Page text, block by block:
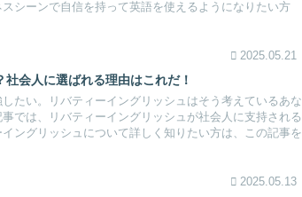
シーンで自信を持って英語を使えるようになりたい方
2025.05.21
会人に選ばれる理由はこれだ！
たい。リバティーイングリッシュはそう考えているあな
では、リバティーイングリッシュが社会人に支持される
ングリッシュについて詳しく知りたい方は、この記事を
2025.05.13